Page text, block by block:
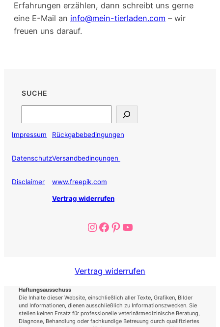
Erfahrungen erzählen, dann schreibt uns gerne
eine E-Mail an info@mein-tierladen.com – wir
freuen uns darauf.
SUCHE
Impressum
Datenschutz
Disclaimer
Rückgabebedingungen
Versandbedingungen
www.freepik.com
Vertrag widerrufen
Instagram
Facebook
Pinterest
YouTube
Vertrag widerrufen
Haftungsausschuss
Die Inhalte dieser Website, einschließlich aller Texte, Grafiken, Bilder
und Informationen, dienen ausschließlich zu Informationszwecken. Sie
stellen keinen Ersatz für professionelle veterinärmedizinische Beratung,
Diagnose, Behandlung oder fachkundige Betreuung durch qualifiziertes